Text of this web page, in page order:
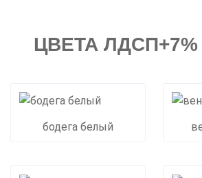
ЦВЕТА
бодега белый